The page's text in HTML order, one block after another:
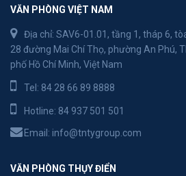
VĂN PHÒNG VIỆT NAM
Địa chỉ: SAV6-01.01, tầng 1, tháp 6,
28 đường Mai Chí Thọ, phường An Phú,
phố Hồ Chí Minh, Việt Nam
Tel: 84 28 66 89 8888
Hotline: 84 937 501 501
Email: info@tntygroup.com
VĂN PHÒNG THỤY ĐIỂN